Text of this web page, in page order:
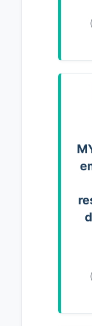
(
(